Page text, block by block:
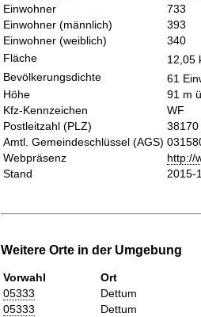
Einwohner
733
Einwohner (männlich)
393
Einwohner (weiblich)
340
Fläche
12,05
Bevölkerungsdichte
61
Höhe
91 m
Kfz-Kennzeichen
WF
Postleitzahl (PLZ)
38170
Amtl. Gemeindeschlüssel (AGS)
Webpräsenz
http://
Stand
2015-
Weitere Orte in der Umgebung
Vorwahl
Ort
05333
Dettum
05333
Dettum